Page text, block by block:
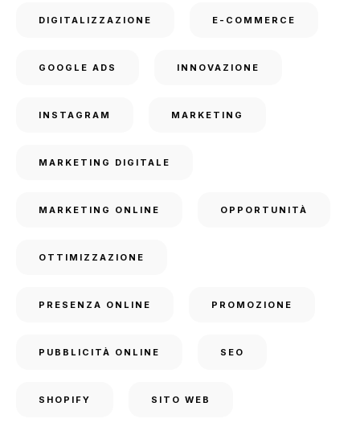
DIGITALIZZAZIONE E-COMMERCE
GOOGLE ADS INNOVAZIONE
INSTAGRAM MARKETING
MARKETING DIGITALE
MARKETING ONLINE OPPORTUNITÀ
OTTIMIZZAZIONE
PRESENZA ONLINE PROMOZIONE
PUBBLICITÀ ONLINE SEO
SHOPIFY SITO WEB